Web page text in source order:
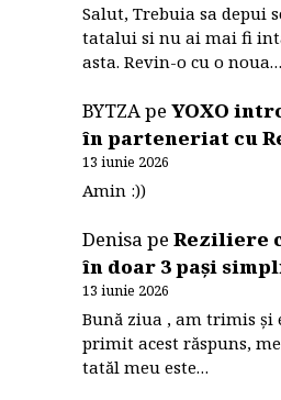
Salut, Trebuia sa depui
tatalui si nu ai mai fi
asta. Revin-o cu o noua…
BYTZApeYOXO
în parteneriat cu
13 iunie 2026
Amin :))
DenisapeReziliere
în doar 3 pași
13 iunie 2026
Bună ziua , am trimis și
primit acest răspuns,
tatăl meu este…